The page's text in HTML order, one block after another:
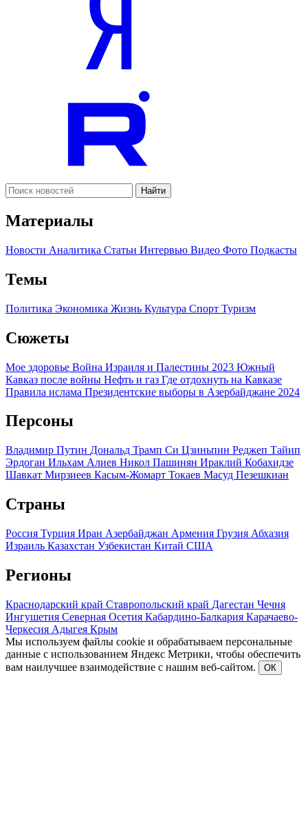
Найти
Материалы
Новости Аналитика Статьи Интервью Видео Фото Подкасты
Темы
Политика Экономика Жизнь Культура Спорт Туризм
Сюжеты
Мое здоровье Война Израиля и Палестины 2023 Южный
Кавказ после войны Нефть и газ Где отдохнуть на Кавказе
Правила ислама Президентские выборы в Азербайджане 2024
Персоны
Владимир Путин Дональд Трамп Си Цзиньпин Реджеп Тайип
Эрдоган Ильхам Алиев Никол Пашинян Ираклий Кобахидзе
Шавкат Мирзиеев Касым-Жомарт Токаев Масуд Пезешкиан
Страны
Россия Турция Иран Азербайджан Армения Грузия Абхазия
Израиль Казахстан Узбекистан Китай США
Регионы
Краснодарский край Ставропольский край Дагестан Чечня
Ингушетия Северная Осетия Кабардино-Балкария Карачаево-
Черкесия Адыгея Крым
Мы используем файлы cookie и обрабатываем персональные
данные с использованием Яндекс Метрики, чтобы обеспечить
вам наилучшее взаимодействие с нашим веб-сайтом.
ОК